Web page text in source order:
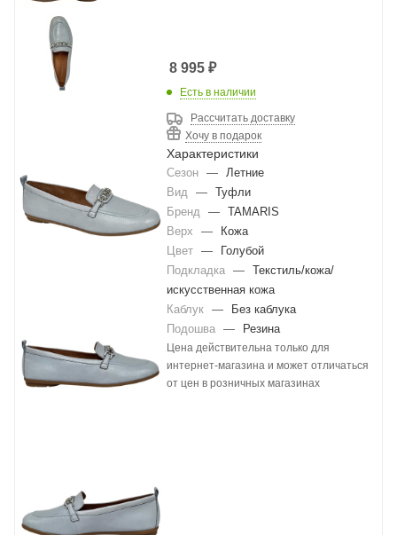
8 995₽
Есть в наличии
Рассчитать доставку
Хочу в подарок
Характеристики
Сезон —
Летние
Вид
—
Туфли
Бренд
—
TAMARIS
Верх
—
Кожа
Цвет —
Голубой
Подкладка —
Текстиль/кожа/
искусственная кожа
Каблук —
Без каблука
Подошва — Резина
Цена действительна только для
интернет-магазина и может отличаться
от цен в розничных магазинах